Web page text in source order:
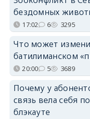
бездомных
17:02 6 3295
Что может
батилиманском
20:00 5 3689
Почему у
связь вела себя
блэкауте